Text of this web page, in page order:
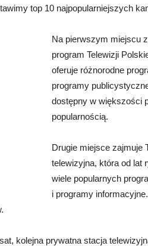
top 10 najpopularniejszych
Na pierwszym miejscu
program Telewizji
oferuje różnorodne
programy
dostępny w większości
popularnością.
Drugie miejsce zajmuje
telewizyjna, która od lat
wiele popularnych
i programy
kolejna prywatna stacja